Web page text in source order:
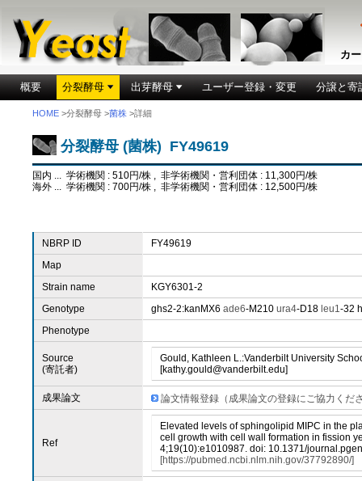
カ
概要 分裂酵母 出芽酵母 ユーザー登録・変更 分譲と寄
HOME >分裂酵母 >菌株 >詳細
分裂酵母 (菌株) FY49619
国内 ... 学術機関 : 510円/株 , 非学術機関・営利団体 : 11,300円/株
海外 ... 学術機関 : 700円/株 , 非学術機関・営利団体 : 12,500円/株
NBRP ID
FY49619
Map
Strain name
KGY6301-2
Genotype
ghs2-2:kanMX6 ade6-M210 ura4-D18 leu1-32
Phenotype
Source
(寄託者)
Gould, Kathleen L.:Vanderbilt University
[kathy.gould@vanderbilt.edu]
成果論文 論文情報登録（成果論文の登録にご協力くだ
Ref
Elevated levels of sphingolipid MIPC in the
cell growth with cell wall formation in fission
4;19(10):e1010987. doi: 10.1371/
[https://pubmed.ncbi.nlm.nih.gov/37792890/]